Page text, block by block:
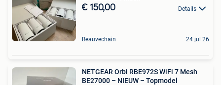
€ 150,00 Details
Beauvechain 24 jul 26
NETGEAR Orbi RBE972S WiFi 7 Mesh
BE27000 – NIEUW – Topmodel